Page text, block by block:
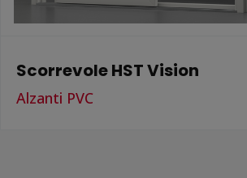
Scorrevole HST Vision
Alzanti PVC